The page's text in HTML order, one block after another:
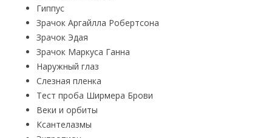
Гиппус
Зрачок Аргайлла Робертсона
Зрачок Эдая
Зрачок Маркуса Ганна
Наружный глаз
Слезная пленка
Тест проба Ширмера Брови
Веки и орбиты
Ксантелазмы